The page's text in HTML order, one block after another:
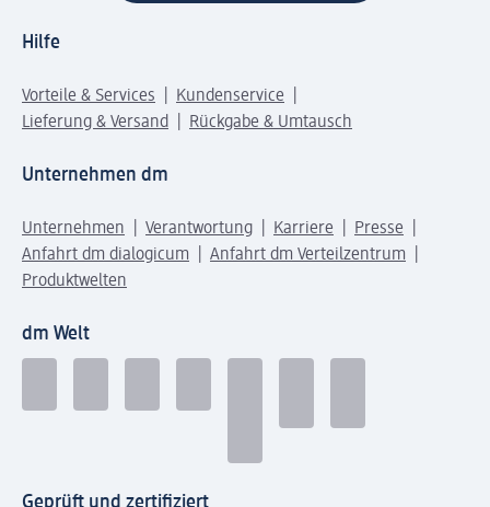
Hilfe
Vorteile & Services
Kundenservice
Lieferung & Versand
Rückgabe & Umtausch
Unternehmen dm
Unternehmen Verantwortung Karriere
Presse
Anfahrt dm dialogicum
Anfahrt dm Verteilzentrum
Produktwelten
dm Welt
Geprüft und zertifiziert